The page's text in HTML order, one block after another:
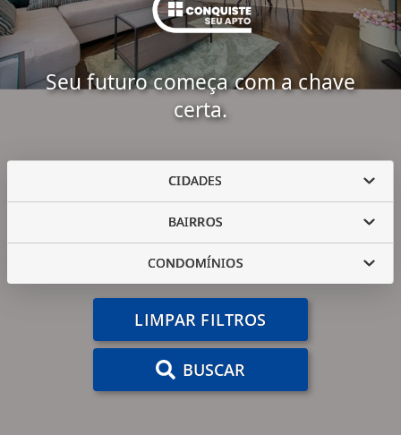
Seu futuro começa com a chave
certa.
CIDADES
BAIRROS
CONDOMÍNIOS
LIMPAR FILTROS
BUSCAR